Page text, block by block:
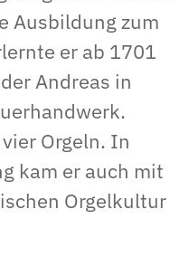
Ausbildung zum
er ab 1701
Andreas in
Orgeln. In
kam er auch mit
Orgelkultur